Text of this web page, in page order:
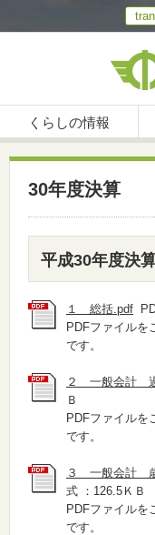
くらしの情報
30年度決算
平成30年度決
１ 総括.pdf
PDFファイルを
です。
２ 一般会計
Ｂ
PDFファイルを
です。
３ 一般会計 歳
式 ：126.5ＫＢ
PDFファイルを
です。